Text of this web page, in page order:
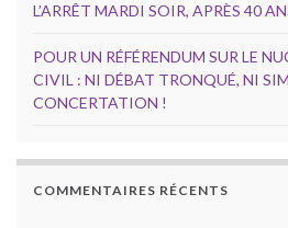
L’ARRÊT MARDI SOIR, APRÈS 40
POUR UN RÉFÉRENDUM SUR LE
CIVIL : NI DÉBAT TRONQUÉ, NI
CONCERTATION !
COMMENTAIRES RÉCENTS